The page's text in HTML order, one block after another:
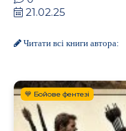
21.02.25
Читати всі книги автора:
💙 Бойове фентезі